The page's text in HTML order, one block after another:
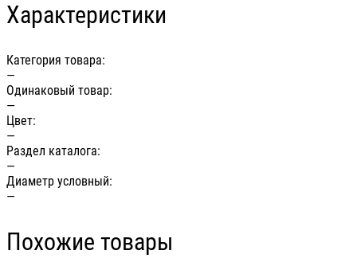
Характеристики
Категория товара:
—
Одинаковый товар:
—
Цвет:
—
Раздел каталога:
—
Диаметр условный:
—
Похожие товары